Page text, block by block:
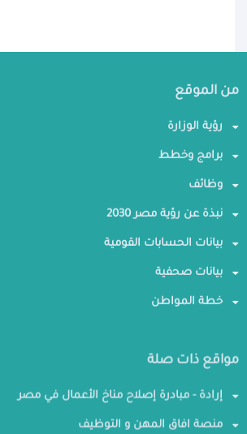
من الموقع
رؤية الوزارة
برامج وخطط
وظائف
نبذة عن رؤية مصر 2030
بيانات الحسابات القومية
بيانات صحفية
خطة المواطن
مواقع ذات صلة
إرادة - مبادرة إصلاح مناخ الأعمال في مصر
منصة افاق المهن و التوظيف